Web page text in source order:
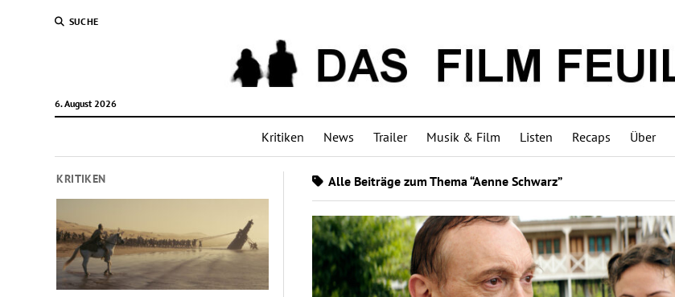
SUCHE
6. August 2026
Kritiken News Trailer Musik & Film Listen Recaps Über
KRITIKEN Alle Beiträge zum Thema “Aenne Schwarz”